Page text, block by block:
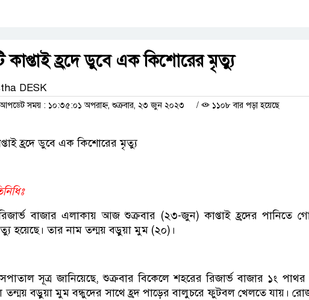
কাপ্তাই হ্রদে ডুবে এক কিশোরের মৃত্যু
DESK
সময় : ১০:৩৫:০১ অপরাহ্ন, শুক্রবার, ২৩ জুন ২০২৩ / ১১০৮ বার পড়া হয়েছে
হ্রদে ডুবে এক কিশোরের মৃত্যু
রিজার্ভ বাজার এলাকায় আজ শুক্রবার (২৩-জুন) কাপ্তাই হ্রদের
হয়েছে। তার নাম তন্ময় বড়ুয়া মুম (২০)।
সূত্র জানিয়েছে, শুক্রবার বিকেলে শহরের রিজার্ভ বাজার ১ং পাথর
তন্ময় বড়ুয়া মুম বন্ধুদের সাথে হ্রদ পাড়ের বালুচরে ফুটবল খেলতে যায়।